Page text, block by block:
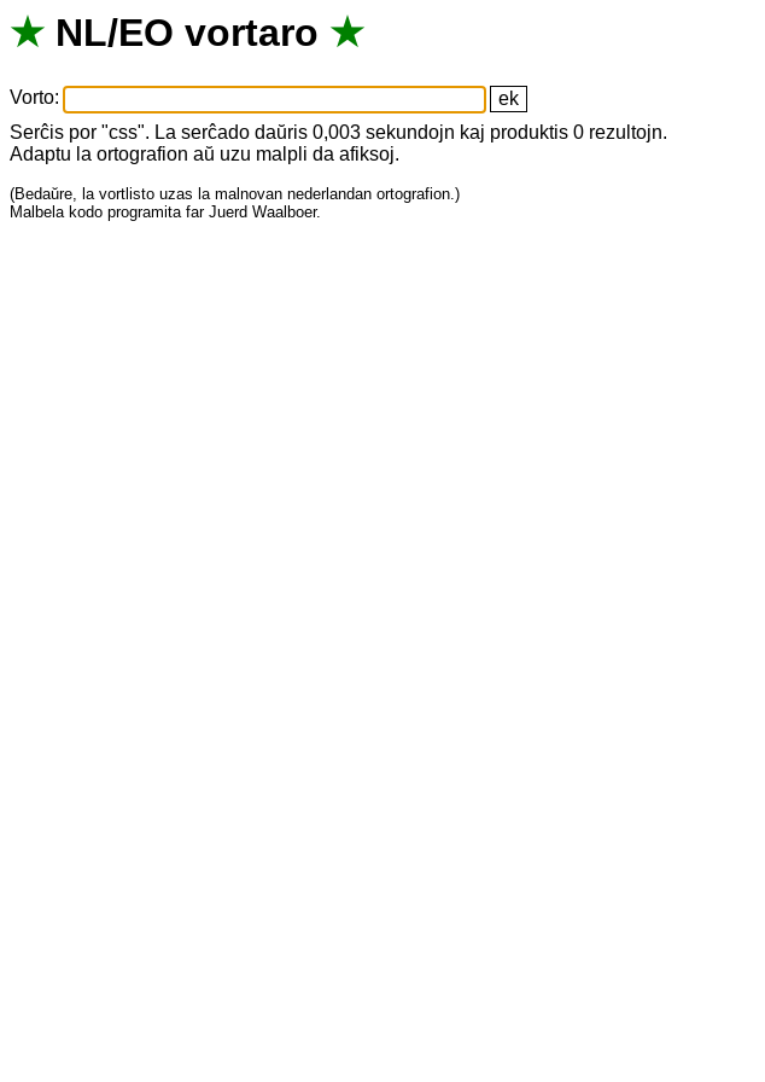
★ NL/EO vortaro ★
Vorto:
Serĉis por "css". La serĉado daŭris 0,003sekundojn kaj produktis 0 rezultojn.
Adaptu la ortografion aŭ uzu malpli da afiksoj.
(Bedaŭre, la vortlisto uzas la malnovan nederlandan ortografion.)
Malbela kodo programita far Juerd Waalboer.